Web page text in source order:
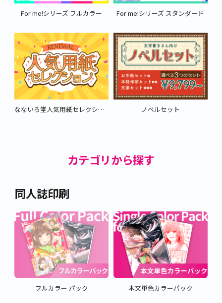
For me!シリーズ フルカラー For me!シリーズ スタンダード
なないろ堂人気用紙セレクション ノベルセット
カテゴリから探す
同人誌印刷
フルカラー パック 本文単色カラーパック